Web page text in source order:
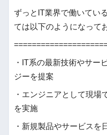
ずっとIT業界で働いてい
ては以下のようになって
・IT系の最新技術やサー
ジーを提案
・エンジニアとして現場
を実施
・新規製品やサービスを